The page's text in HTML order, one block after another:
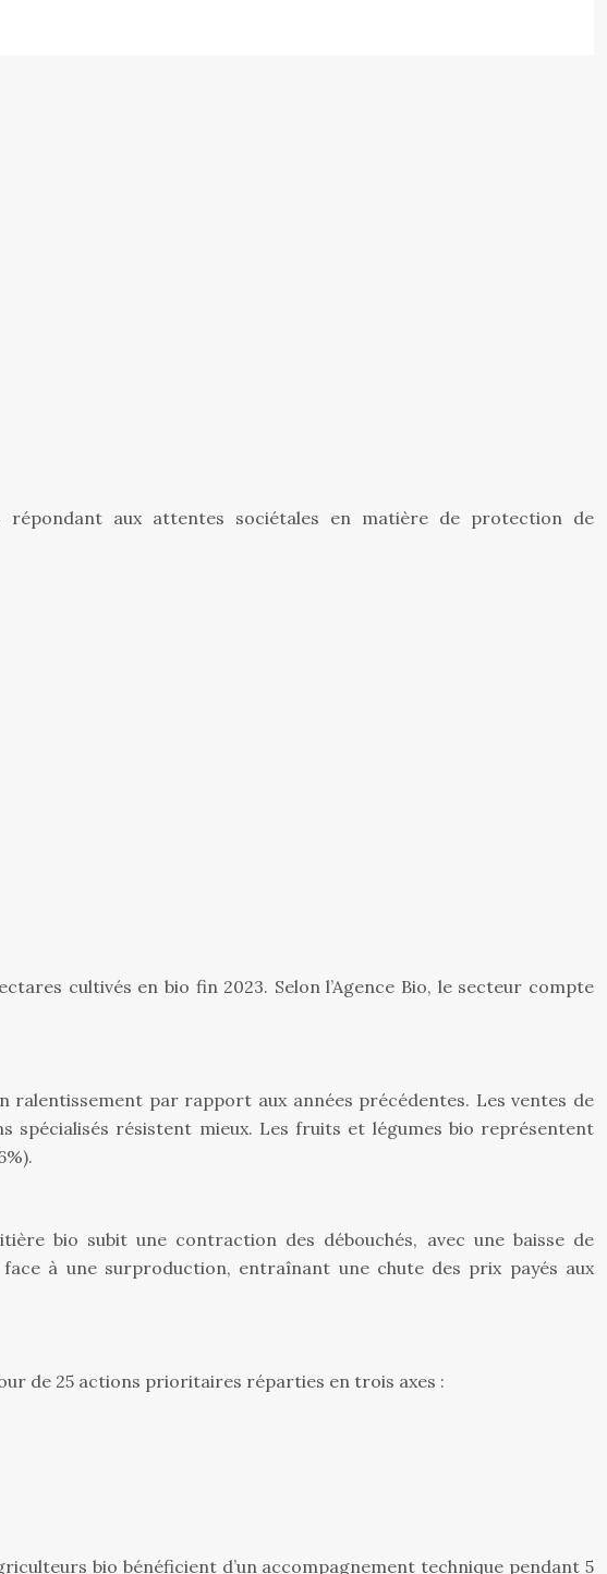
aux attentes sociétales en matière de protection de
cultivés en bio fin 2023. Selon l’Agence Bio, le secteur compte
ralentissement par rapport aux années précédentes. Les ventes de
résistent mieux. Les fruits et légumes bio représentent
bio subit une contraction des débouchés, avec une baisse de
à une surproduction, entraînant une chute des prix payés aux
de 25 actions prioritaires réparties en trois axes :
bio bénéficient d’un accompagnement technique pendant 5